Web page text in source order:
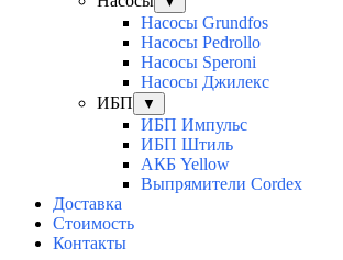
Насосы Grundfos
Насосы Pedrollo
Насосы Speroni
Насосы Джилекс
ИБП
▼
ИБП Импульс
ИБП Штиль
АКБ Yellow
Выпрямители Cordex
Доставка
Стоимость
Контакты